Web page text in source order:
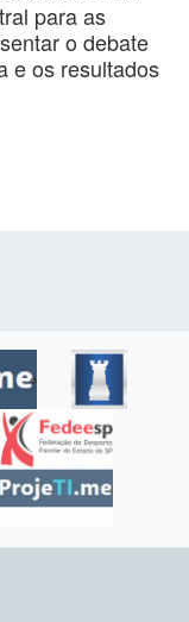
para as
o debate
e os resultados